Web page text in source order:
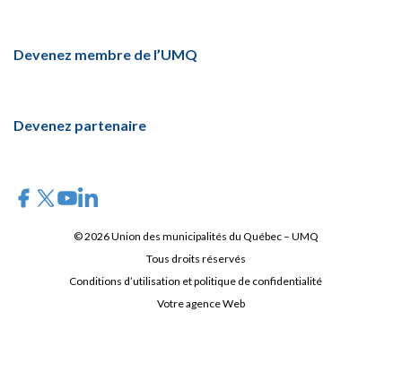
Devenez membre de l’UMQ
Devenez partenaire
© 2026 Union des municipalités du Québec – UMQ
Tous droits réservés
Conditions d’utilisation et politique de confidentialité
Votre agence Web